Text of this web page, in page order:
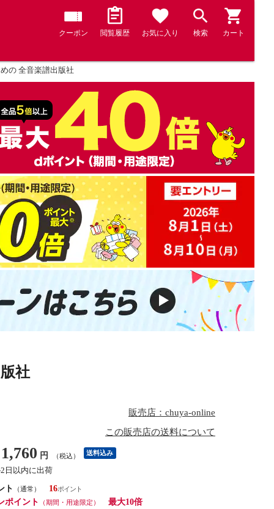
クーポン 閲覧履歴 お気に入り 検索 カート
の 全音楽譜出版社
社
販売店：chuya-online
この販売店の送料について
1,760 円 （税込） 送料込み
2日以内に出荷
ト
（通常）
16
ポイント
（期間・用途限定）
最大10倍